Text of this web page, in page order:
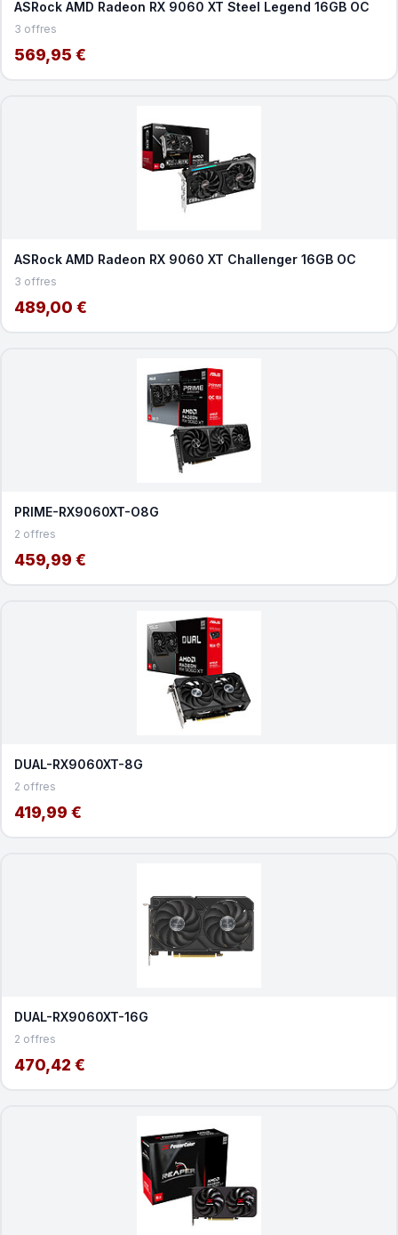
ASRock AMD Radeon RX 9060 XT Steel Legend 16GB OC
3 offres
569,95 €
ASRock AMD Radeon RX 9060 XT Challenger 16GB OC
3 offres
489,00 €
PRIME-RX9060XT-O8G
2 offres
459,99 €
DUAL-RX9060XT-8G
2 offres
419,99 €
DUAL-RX9060XT-16G
2 offres
470,42 €